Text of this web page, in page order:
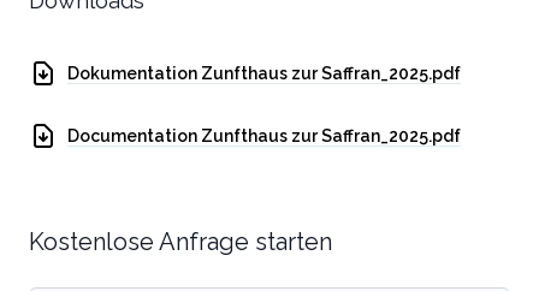
Dokumentation Zunfthaus zur Saffran_2025.pdf
Documentation Zunfthaus zur Saffran_2025.pdf
Kostenlose Anfrage starten